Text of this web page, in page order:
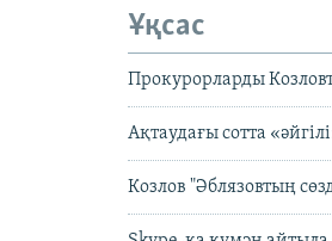
Ұқсас
Прокурорларды
Ақтаудағы сотта
Козлов "Әблязовтың